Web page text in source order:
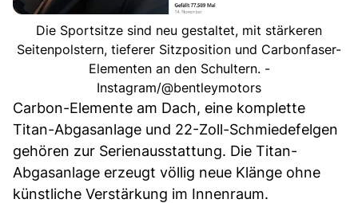
Die Sportsitze sind neu gestaltet, mit stärkeren
Seitenpolstern, tieferer Sitzposition und Carbonfaser-
Elementen an den Schultern. -
Instagram/@bentleymotors
Carbon-Elemente am Dach, eine komplette
Titan-Abgasanlage und 22-Zoll-Schmiedefelgen
gehören zur Serienausstattung. Die Titan-
Abgasanlage erzeugt völlig neue Klänge ohne
künstliche Verstärkung im Innenraum.